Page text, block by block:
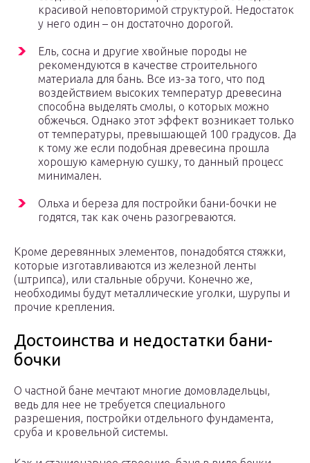
красивой неповторимой структурой. Недостаток
у него один – он достаточно дорогой.
Ель, сосна и другие хвойные породы не
рекомендуются в качестве строительного
материала для бань. Все из-за того, что под
воздействием высоких температур древесина
способна выделять смолы, о которых можно
обжечься. Однако этот эффект возникает только
от температуры, превышающей 100 градусов. Да
к тому же если подобная древесина прошла
хорошую камерную сушку, то данный процесс
минимален.
Ольха и береза для постройки бани-бочки не
годятся, так как очень разогреваются.
Кроме деревянных элементов, понадобятся стяжки,
которые изготавливаются из железной ленты
(штрипса), или стальные обручи. Конечно же,
необходимы будут металлические уголки, шурупы и
прочие крепления.
Достоинства и недостатки бани-
бочки
О частной бане мечтают многие домовладельцы,
ведь для нее не требуется специального
разрешения, постройки отдельного фундамента,
сруба и кровельной системы.